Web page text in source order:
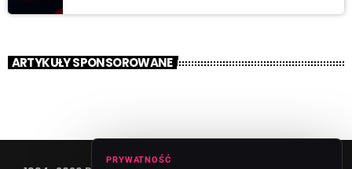
ARTYKUŁY SPONSOROWANE
PRYWATNOŚĆ